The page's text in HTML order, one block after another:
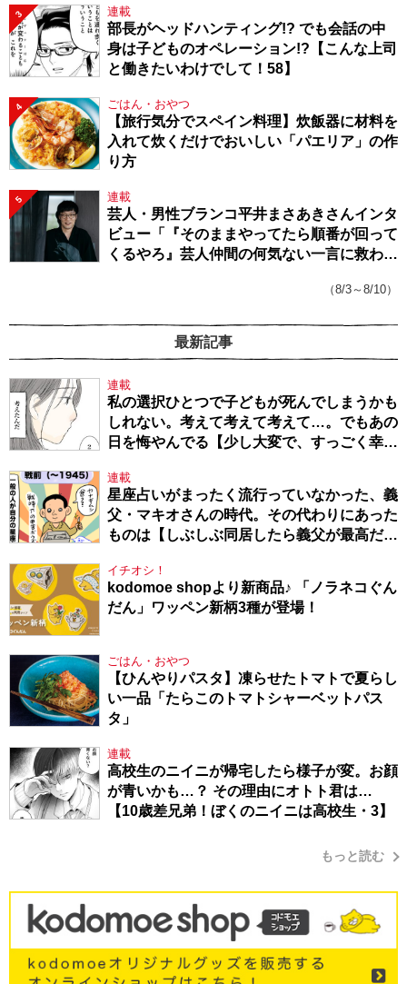
3 連載
部長がヘッドハンティング!? でも会話の中
身は子どものオペレーション!?【こんな上司
と働きたいわけでして！58】
4 ごはん・おやつ
【旅行気分でスペイン料理】炊飯器に材料を
入れて炊くだけでおいしい「パエリア」の作
り方
5 連載
芸人・男性ブランコ平井まさあきさんインタ
ビュー「『そのままやってたら順番が回って
くるやろ』芸人仲間の何気ない一言に救われ
（8/3～8/10）
最新記事
連載
私の選択ひとつで子どもが死んでしまうかも
しれない。考えて考えて考えて…。でもあの
日を悔やんでる【少し大変で、すっごく幸せ
～・54】
連載
星座占いがまったく流行っていなかった、義
父・マキオさんの時代。その代わりにあった
ものは【しぶしぶ同居したら義父が最高だっ
イチオシ！
kodomoe shopより新商品♪ 「ノラネコぐん
だん」ワッペン新柄3種が登場！
ごはん・おやつ
【ひんやりパスタ】凍らせたトマトで夏らし
い一品「たらこのトマトシャーベットパス
タ」
連載
高校生のニイニが帰宅したら様子が変。お顔
が青いかも…？ その理由にオトト君は…
【10歳差兄弟！ぼくのニイニは高校生・3】
もっと読む